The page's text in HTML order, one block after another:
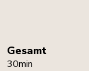
Gesamt
30min